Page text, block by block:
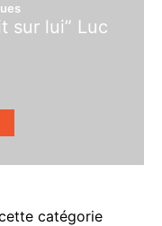
sur lui” Luc
catégorie